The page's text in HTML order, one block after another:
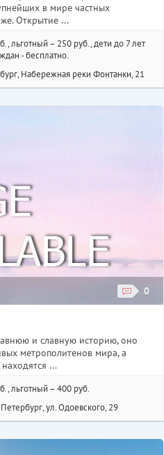
в мире частных
Открытие ...
льготный – 250 руб., дети до 7 лет
- бесплатно.
Набережная реки Фонтанки, 21
0
и славную историю, оно
метрополитенов мира, а
...
льготный – 400 руб.
ул. Одоевского, 29